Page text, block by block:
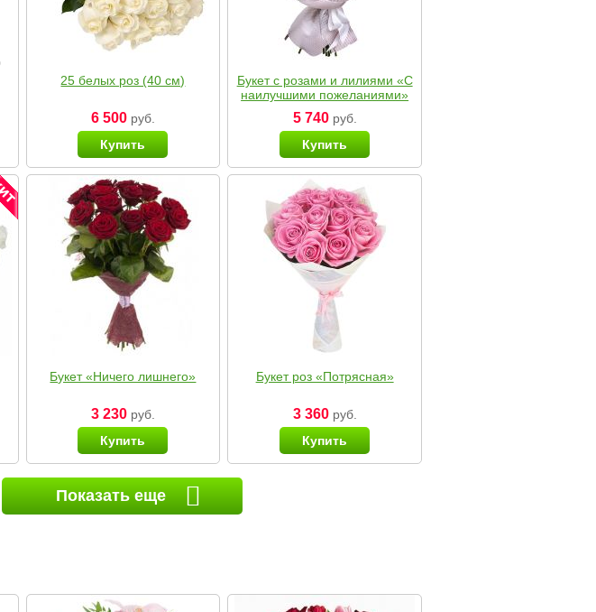
25 белых роз (40 см)
6 500руб.
Купить
Букет с розами и лилиями «С
наилучшими пожеланиями»
5 740руб.
Купить
Букет «Ничего лишнего»
3 230руб.
Купить
Букет роз «Потрясная»
3 360руб.
Купить
Показать еще